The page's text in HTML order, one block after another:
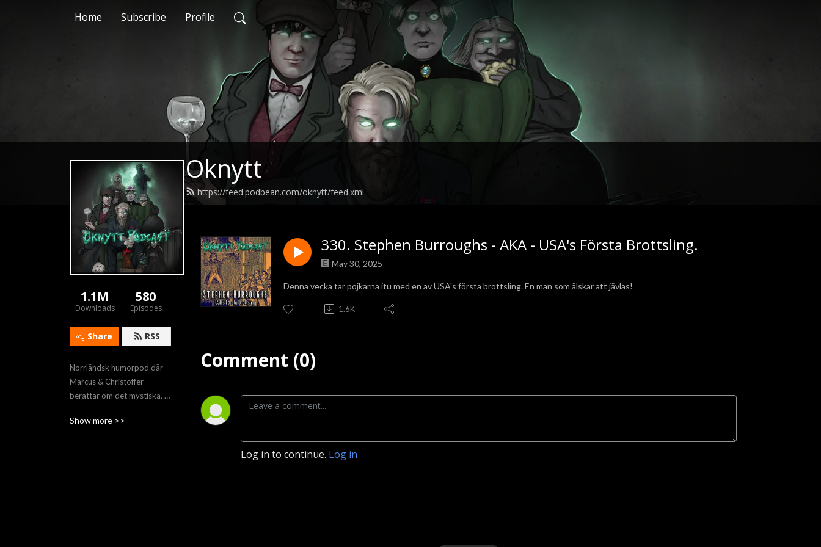
Home Subscribe Profile
Oknytt
https://feed.podbean.com/oknytt/feed.xml
1.1M
Downloads
580
Episodes
Share RSS
Norrländsk humorpod där
Marcus & Christoffer
berättar om det mystiska,
över ett glas alkohol.
Show more >>
330. Stephen Burroughs - AKA - USA's Första Brottsling.
May 30, 2025
Denna vecka tar pojkarna itu med en av USA's första brottsling. En man som älskar att jävlas!
1.6K
Comment (0)
Log in to continue. Log in